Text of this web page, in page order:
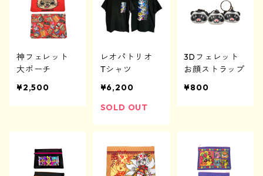
神フェレット
大ポーチ
¥2,500
レオパトリオ
Tシャツ
¥6,200
SOLD OUT
3Dフェレット
お顔ストラップ
¥800